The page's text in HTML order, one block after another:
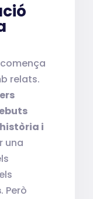
relats.
i
una
. Però